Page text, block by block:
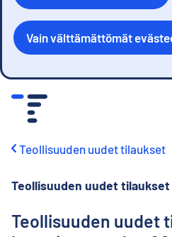
Vain välttämättömät
Teollisuuden uudet tilaukset
Teollisuuden uudet tilaukset
Teollisuuden uudet